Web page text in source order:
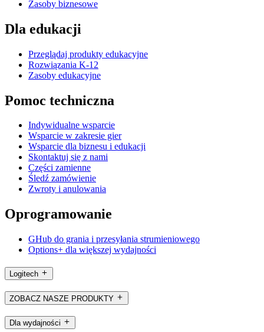
Zasoby biznesowe
Dla edukacji
Przeglądaj produkty edukacyjne
Rozwiązania K-12
Zasoby edukacyjne
Pomoc techniczna
Indywidualne wsparcie
Wsparcie w zakresie gier
Wsparcie dla biznesu i edukacji
Skontaktuj się z nami
Części zamienne
Śledź zamówienie
Zwroty i anulowania
Oprogramowanie
GHub do grania i przesyłania strumieniowego
Options+ dla większej wydajności
Logitech
ZOBACZ NASZE PRODUKTY
Dla wydajności